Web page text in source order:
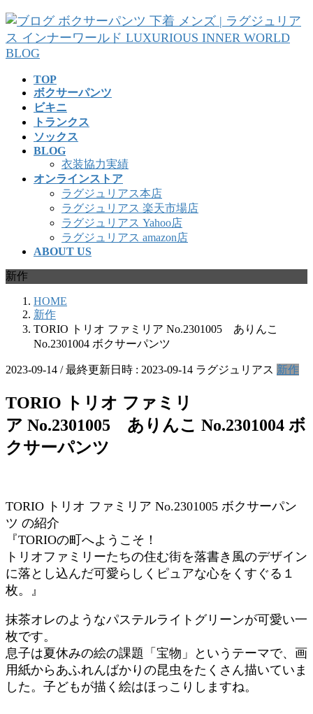
コ
ン
テ
ン
ナ
ビ
ゲ
ー
TOP
ボクサーパンツ
ビキニ
トランクス
ソックス
BLOG
衣装協力実績
オンラインストア
ラグジュリアス本店
ラグジュリアス 楽天市場店
ラグジュリアス Yahoo店
ラグジュリアス amazon店
ABOUT US
新作
HOME
新作
TORIO トリオ ファミリア No.2301005 ありんこ
No.2301004 ボクサーパンツ
2023-09-14 / 最終更新日時 : 2023-09-14 ラグジュリアス 新作
TORIO トリオ ファミリ
ア No.2301005 ありんこ No.2301004 ボ
クサーパンツ
TORIO トリオ ファミリア No.2301005 ボクサーパン
ツ の紹介
『TORIOの町へようこそ！
トリオファミリーたちの住む街を落書き風のデザイン
に落とし込んだ可愛らしくピュアな心をくすぐる１
枚。』
抹茶オレのようなパステルライトグリーンが可愛い一
枚です。
息子は夏休みの絵の課題「宝物」というテーマで、画
用紙からあふれんばかりの昆虫をたくさん描いていま
した。子どもが描く絵はほっこりしますね。